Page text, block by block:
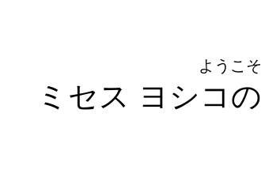
ようこそ
ミセス ヨシコの